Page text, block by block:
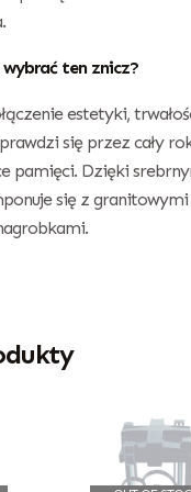
ten znicz?
estetyki,
się przez cały
pamięci. Dzięki
się z